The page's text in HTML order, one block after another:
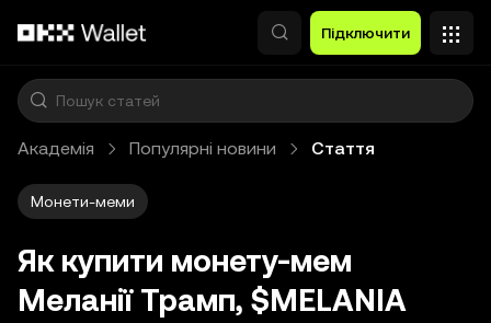
Підключити
Академія Популярні новини Стаття
Монети-меми
Як купити монету-мем
Меланії Трамп, $MELANIA